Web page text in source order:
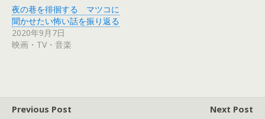
し
い
ウ
ィ
ン
ド
ウ
ク
し
て
く
だ
さ
い
ウ
夜の巷を徘徊する マツコに
聞かせたい怖い話を振り返る
2020年9月7日
映画・TV・音楽
Previous Post
Next Post